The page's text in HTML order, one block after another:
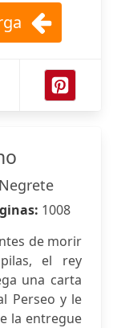
1008
de morir
el rey
una carta
Perseo y le
la entregue